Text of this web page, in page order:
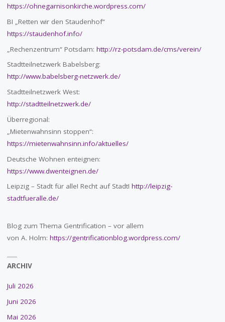
https://ohnegarnisonkirche.wordpress.com/
BI „Retten wir den Staudenhof“
https://staudenhof.info/
„Rechenzentrum“ Potsdam: http://rz-potsdam.de/cms/verein/
Stadtteilnetzwerk Babelsberg:
http://www.babelsberg-netzwerk.de/
Stadtteilnetzwerk West:
http://stadtteilnetzwerk.de/
Überregional:
„Mietenwahnsinn stoppen“:
https://mietenwahnsinn.info/aktuelles/
Deutsche Wohnen enteignen:
https://www.dwenteignen.de/
Leipzig – Stadt für alle! Recht auf Stadt! http://leipzig-
stadtfueralle.de/
Blog zum Thema Gentrification – vor allem
von A. Holm: https://gentrificationblog.wordpress.com/
ARCHIV
Juli 2026
Juni 2026
Mai 2026